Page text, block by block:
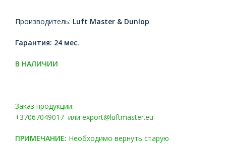
Производитель: Luft Master & Dunlop
Гарантия: 24 мес.
В НАЛИЧИИ
Заказ продукции:
+37067049017 или export@luftmaster.eu
ПРИМЕЧАНИЕ: Необходимо вернуть старую